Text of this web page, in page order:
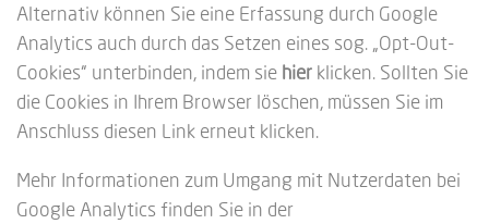
Alternativ können Sie eine Erfassung durch Google
Analytics auch durch das Setzen eines sog. „Opt-Out-
Cookies“ unterbinden, indem sie hier klicken. Sollten Sie
die Cookies in Ihrem Browser löschen, müssen Sie im
Anschluss diesen Link erneut klicken.
Mehr Informationen zum Umgang mit Nutzerdaten bei
Google Analytics finden Sie in der